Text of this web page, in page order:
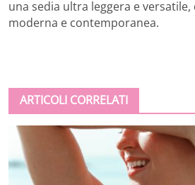
una sedia ultra leggera e versatile,
moderna e contemporanea.
ARTICOLI CORRELATI